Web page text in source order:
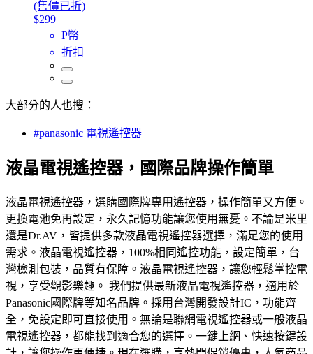
(售價已折)
$299
P幣
折扣
大部分的人也搜：
#panasonic 電視遙控器
液晶電視遙控器，國際品牌操作簡單
液晶電視遙控器，選購國際牌專用遙控器，操作簡單又方便。
更換電池免再設定，永久記憶功能讓您使用無憂。不論是米里
還是Dr.AV，皆提供多款液晶電視遙控器選擇，滿足您的使用
需求。液晶電視遙控器，100%相同遙控功能，設定簡單，台
灣檢測包裝，品質有保障。液晶電視遙控器，讓您輕鬆掌控電
視，享受觀影樂趣。 我們提供最新液晶電視遙控器，適用於
Panasonic國際牌等知名品牌。採用台灣開發設計IC，功能齊
全，免設定即可直接使用。無論是聯網電視遙控器或一般液晶
電視遙控器，都能找到適合您的選擇。一鍵上網、快速按鍵設